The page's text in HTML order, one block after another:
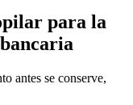
para la
antes se conserve,